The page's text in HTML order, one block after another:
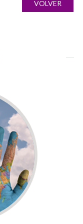
VOLVER